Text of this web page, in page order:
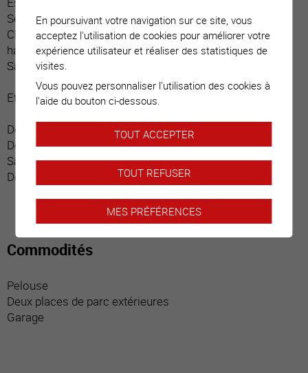
Séjour
Chambre parentale avec salle d’eau / douche / sauna,
hammam (privative)
Salle d’eau / visiteurs
Etage :
Dégagement central
Deux chambres donnant chacune sur balcon privatif
Salle d’eau / douche
Deux balcons
Commodités
Pelouse
Deux places de parc extérieures
Garage
En poursuivant votre navigation sur ce site, vous
acceptez l'utilisation de cookies pour améliorer votre
expérience utilisateur et réaliser des statistiques de
visites.
Vous pouvez personnaliser l'utilisation des cookies à
l'aide du bouton ci-dessous.
TOUT ACCEPTER
TOUT REFUSER
MES PRÉFÉRENCES